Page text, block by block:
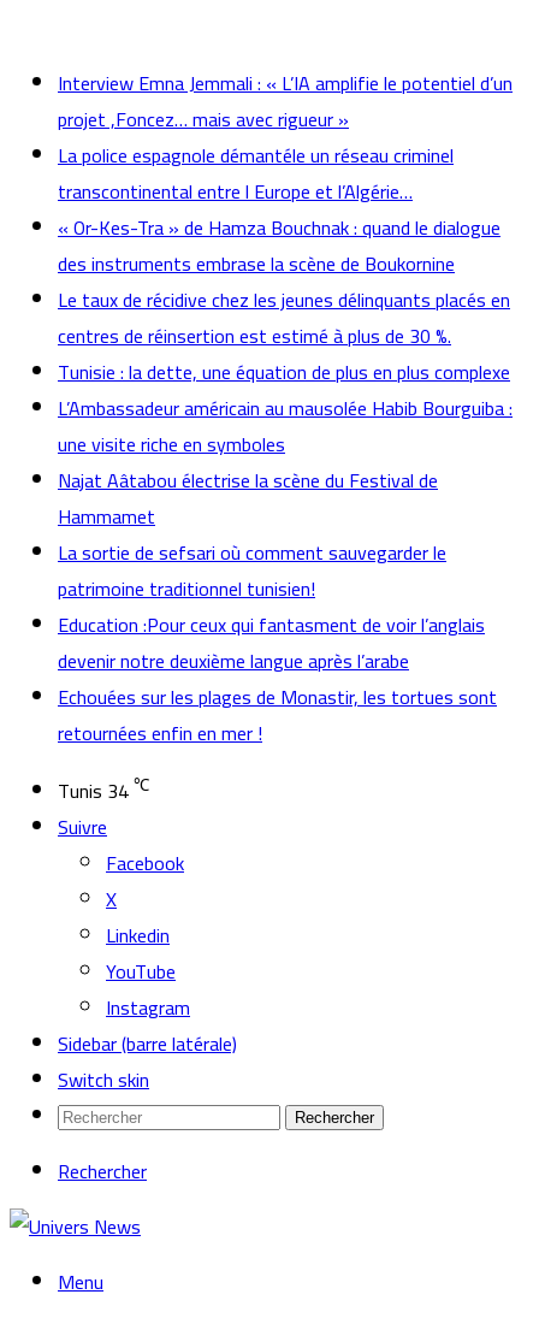
Interview Emna Jemmali : « L’IA amplifie le potentiel d’un
projet ,Foncez… mais avec rigueur »
La police espagnole démantéle un réseau criminel
transcontinental entre l Europe et l’Algérie…
« Or-Kes-Tra » de Hamza Bouchnak : quand le dialogue
des instruments embrase la scène de Boukornine
Le taux de récidive chez les jeunes délinquants placés en
centres de réinsertion est estimé à plus de 30 %.
Tunisie : la dette, une équation de plus en plus complexe
L’Ambassadeur américain au mausolée Habib Bourguiba :
une visite riche en symboles
Najat Aâtabou électrise la scène du Festival de
Hammamet
La sortie de sefsari où comment sauvegarder le
patrimoine traditionnel tunisien!
Education :Pour ceux qui fantasment de voir l’anglais
devenir notre deuxième langue après l’arabe
Echouées sur les plages de Monastir, les tortues sont
retournées enfin en mer !
Tunis 34℃
Suivre
Facebook
X
Linkedin
YouTube
Instagram
Sidebar (barre latérale)
Switch skin
Rechercher
Rechercher
Menu